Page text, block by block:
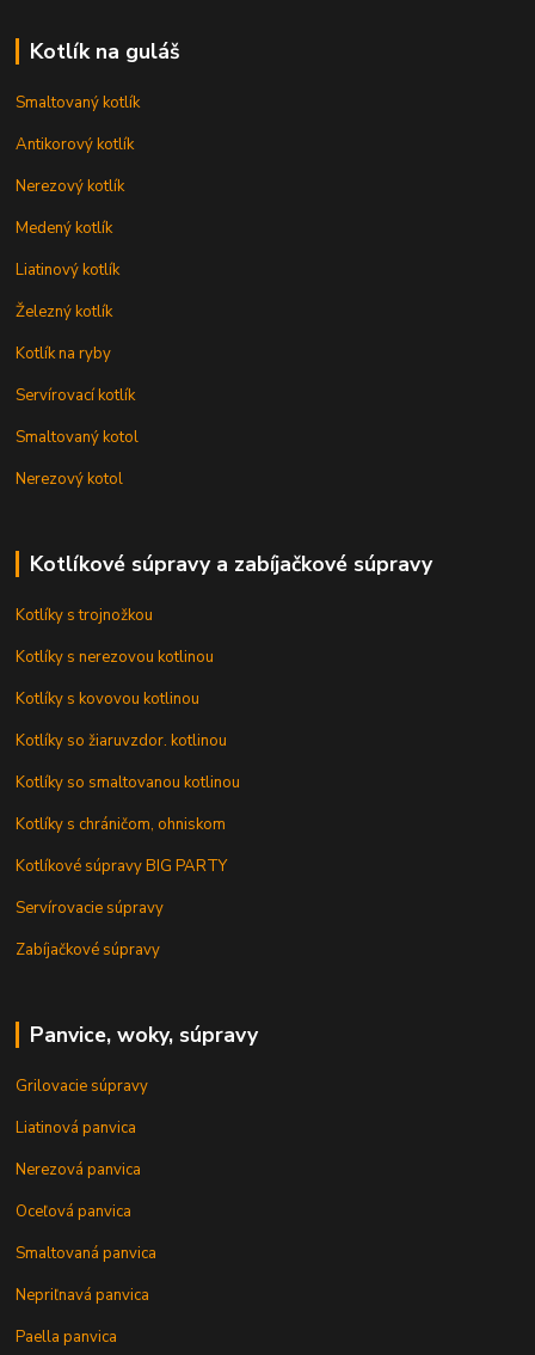
Kotlík na guláš
Smaltovaný kotlík
Antikorový kotlík
Nerezový kotlík
Medený kotlík
Liatinový kotlík
Železný kotlík
Kotlík na ryby
Servírovací kotlík
Smaltovaný kotol
Nerezový kotol
Kotlíkové súpravy a zabíjačkové súpravy
Kotlíky s trojnožkou
Kotlíky s nerezovou kotlinou
Kotlíky s kovovou kotlinou
Kotlíky so žiaruvzdor. kotlinou
Kotlíky so smaltovanou kotlinou
Kotlíky s chráničom, ohniskom
Kotlíkové súpravy BIG PARTY
Servírovacie súpravy
Zabíjačkové súpravy
Panvice, woky, súpravy
Grilovacie súpravy
Liatinová panvica
Nerezová panvica
Oceľová panvica
Smaltovaná panvica
Nepriľnavá panvica
Paella panvica